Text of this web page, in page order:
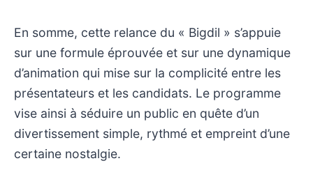
En somme, cette relance du « Bigdil » s’appuie
sur une formule éprouvée et sur une dynamique
d’animation qui mise sur la complicité entre les
présentateurs et les candidats. Le programme
vise ainsi à séduire un public en quête d’un
divertissement simple, rythmé et empreint d’une
certaine nostalgie.